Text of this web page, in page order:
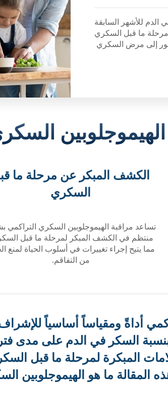
للأشهر السابقة
ما قبل السكري
إلى مرض السكري
الهيموجلوبين
الكشف المبكر عن مرحلة ما
السكري
تساعد مراقبة الهيموجلوبين السكري التراكمي
منتظم في الكشف المبكر لمرحلة ما قبل
مما يتيح إجراء تغييرات في أسلوب الحياة لمنع
من التفاقم.
أداةً ومقياساً أساسياً
السكر في الدم على مدى
المبكرة لمرحلة ما قبل
المقالة ما هو الهيموجلوبين